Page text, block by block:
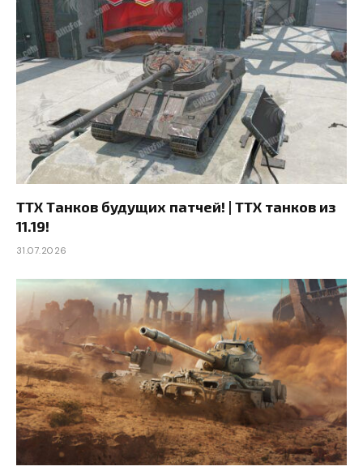
ТТХ Танков будущих патчей! | ТТХ танков из
11.19!
31.07.2026